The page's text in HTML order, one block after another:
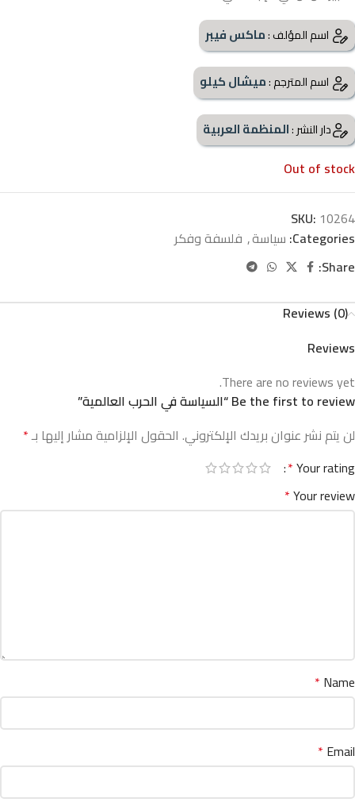
اسم المؤلف :ماكس فيبر
اسم المترجم :ميشال كيلو
دار النشر :المنظمة العربية
Out of stock
SKU: 10264
Categories: سياسة, فلسفة وفكر
Share:
Reviews (0)
Reviews
There are no reviews yet.
Be the first to review “السياسة في الحرب العالمية”
لن يتم نشر عنوان بريدك الإلكتروني. الحقول الإلزامية مشار إليها بـ*
Your rating
*
Your review
*
Name
*
Email
*